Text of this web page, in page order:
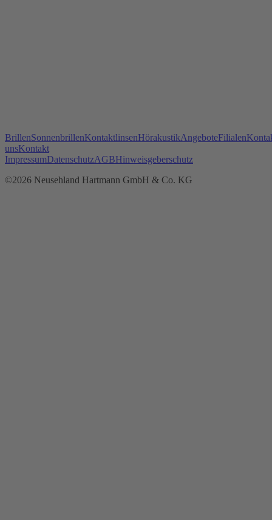
BrillenSonnenbrillenKontaktlinsenHörakustikAngeboteFilialen
unsKontakt
ImpressumDatenschutzAGBHinweisgeberschutz
©2026 Neusehland Hartmann GmbH & Co. KG